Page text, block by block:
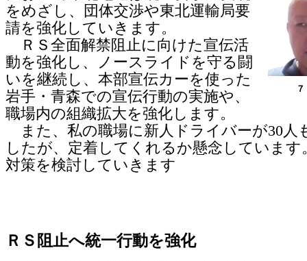
をめざし、団体交渉や東北運輸局要
請を強化していきます。
ＲＳ全面解禁阻止に向けた宣伝活
動を強化し、ノースライドを守る闘
いを継続し、本部宣伝カーを使った
岩手・青森での宣伝行動の実施や、
職場内の組織拡大を強化します。
また、私の職場に新人ドライバーが30人
したが、定着してくれるか懸念しています
対策を検討していきます
ＲＳ阻止へ統一行動を強化